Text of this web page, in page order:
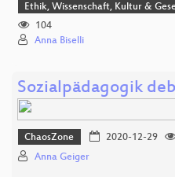
Ethik, Wissenschaft, Kultur &
104
Anna Biselli
Sozialpädagogik
ChaosZone 2020-12-29
Anna Geiger